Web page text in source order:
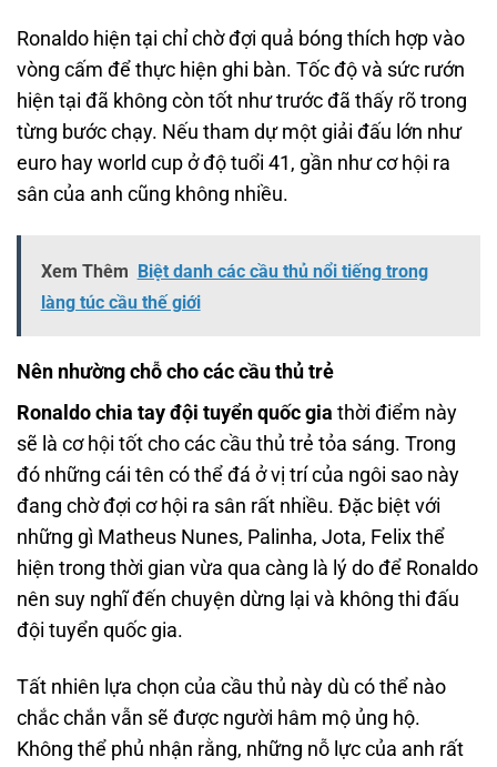
Ronaldo hiện tại chỉ chờ đợi quả bóng thích hợp vào
vòng cấm để thực hiện ghi bàn. Tốc độ và sức rướn
hiện tại đã không còn tốt như trước đã thấy rõ trong
từng bước chạy. Nếu tham dự một giải đấu lớn như
euro hay world cup ở độ tuổi 41, gần như cơ hội ra
sân của anh cũng không nhiều.
Xem Thêm Biệt danh các cầu thủ nổi tiếng trong
làng túc cầu thế giới
Nên nhường chỗ cho các cầu thủ trẻ
Ronaldo chia tay đội tuyển quốc gia thời điểm này
sẽ là cơ hội tốt cho các cầu thủ trẻ tỏa sáng. Trong
đó những cái tên có thể đá ở vị trí của ngôi sao này
đang chờ đợi cơ hội ra sân rất nhiều. Đặc biệt với
những gì Matheus Nunes, Palinha, Jota, Felix thể
hiện trong thời gian vừa qua càng là lý do để Ronaldo
nên suy nghĩ đến chuyện dừng lại và không thi đấu
đội tuyển quốc gia.
Tất nhiên lựa chọn của cầu thủ này dù có thể nào
chắc chắn vẫn sẽ được người hâm mộ ủng hộ.
Không thể phủ nhận rằng, những nỗ lực của anh rất